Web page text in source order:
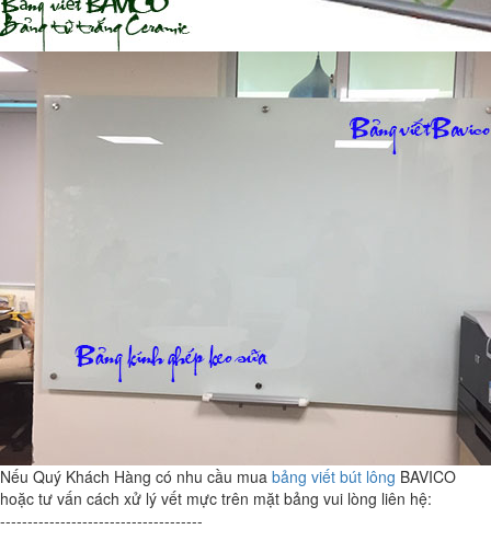
Nếu Quý Khách Hàng có nhu cầu mua bảng viết bút lông BAVICO
hoặc tư vấn cách xử lý vết mực trên mặt bảng vui lòng liên hệ:
-------------------------------------